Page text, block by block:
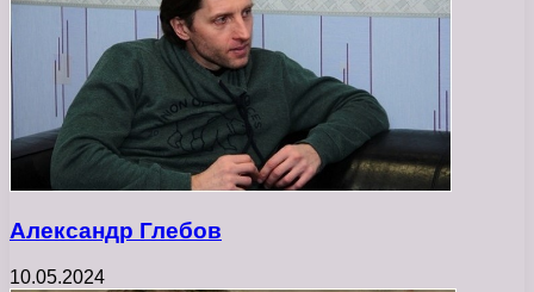
Александр Глебов
10.05.2024